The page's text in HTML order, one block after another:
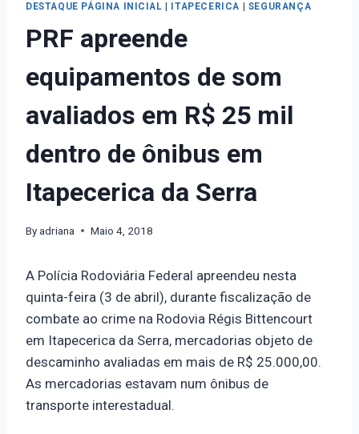
DESTAQUE PÁGINA INICIAL ITAPECERICA SEGURANÇA
PRF apreende
equipamentos de som
avaliados em R$ 25 mil
dentro de ônibus em
Itapecerica da Serra
Byadriana Maio 4, 2018
A Polícia Rodoviária Federal apreendeu nesta
quinta-feira (3 de abril), durante fiscalização de
combate ao crime na Rodovia Régis Bittencourt
em Itapecerica da Serra, mercadorias objeto de
descaminho avaliadas em mais de R$ 25.000,00.
As mercadorias estavam num ônibus de
transporte interestadual.